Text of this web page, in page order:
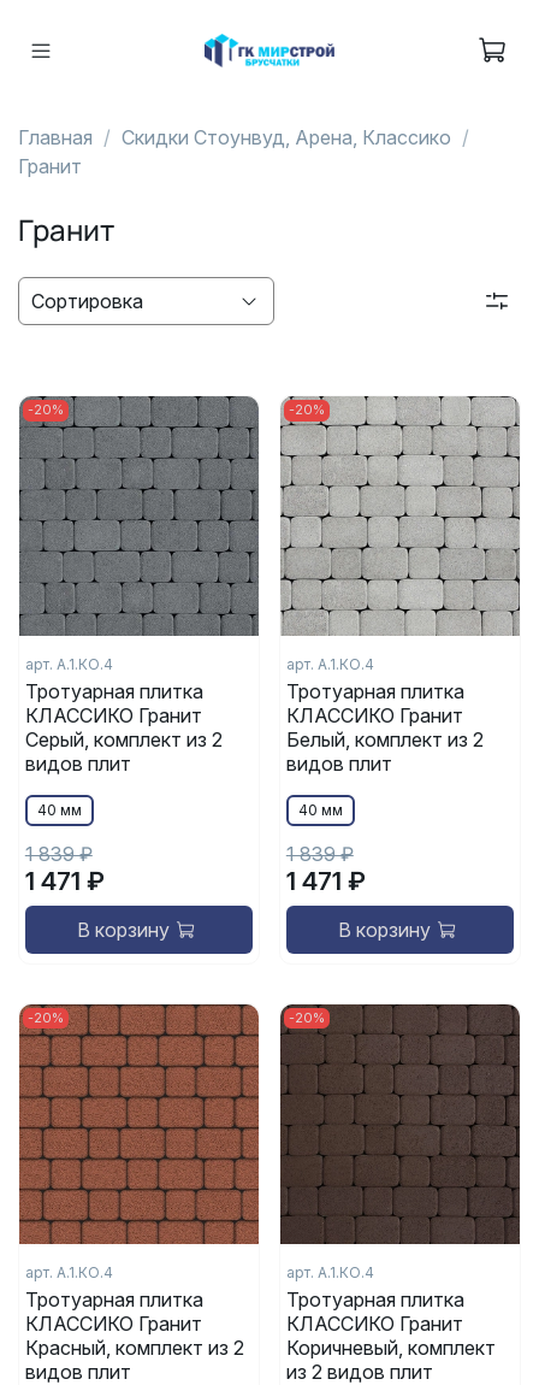
Главная
Скидки Стоунвуд, Арена, Классико
Гранит
Гранит
-20%
арт. А.1.КО.4
Тротуарная плитка
КЛАССИКО Гранит
Серый, комплект из 2
видов плит
40 мм
1 839 ₽
1 471 ₽
В корзину
-20%
арт. А.1.КО.4
Тротуарная плитка
КЛАССИКО Гранит
Белый, комплект из 2
видов плит
40 мм
1 839 ₽
1 471 ₽
В корзину
-20%
арт. А.1.КО.4
Тротуарная плитка
КЛАССИКО Гранит
Красный, комплект из 2
видов плит
-20%
арт. А.1.КО.4
Тротуарная плитка
КЛАССИКО Гранит
Коричневый, комплект
из 2 видов плит